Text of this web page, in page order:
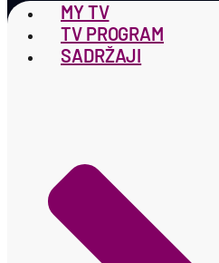
MY TV
TV PROGRAM
SADRŽAJI